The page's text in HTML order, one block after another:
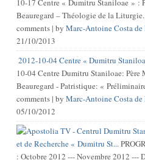
10-17 Centre « Dumitru Staniloae » :
Beauregard – Théologie de la Liturgie.
comments| by Marc-Antoine Costa de
21/10/2013
2012-10-04 Centre « Dumitru
10-04 Centre Dumitru Staniloae: Père
Beauregard - Patristique: «
comments| by Marc-Antoine Costa de
05/10/2012
et de Recherche « Dumitru St...PROGRAMME et
: Octobre 2012 --- Novembre 2012 ---